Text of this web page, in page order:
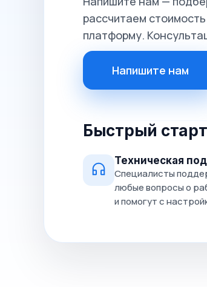
рассчитаем
платформу.
Напишите нам
Быстрый старт
Техническая
Специалисты
любые вопросы о
и помогут с